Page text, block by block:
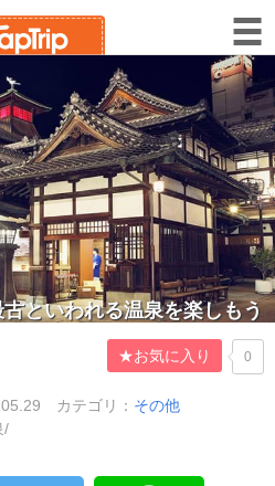
といわれる温泉を楽しもう
★お気に入り 0
カテゴリ： その他
/